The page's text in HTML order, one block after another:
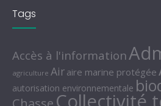
Tags
Accès à l'information
agriculture Air aire marine protégée
autorisation environnementale
Collectivité